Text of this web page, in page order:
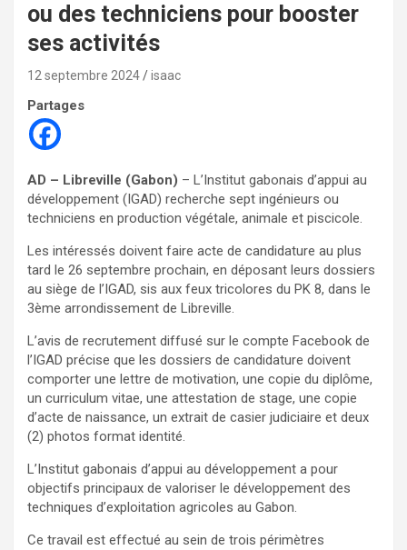
ou des techniciens pour booster
ses activités
12 septembre 2024 isaac
Partages
AD – Libreville (Gabon) – L’Institut gabonais d’appui au
développement (IGAD) recherche sept ingénieurs ou
techniciens en production végétale, animale et piscicole.
Les intéressés doivent faire acte de candidature au plus
tard le 26 septembre prochain, en déposant leurs dossiers
au siège de l’IGAD, sis aux feux tricolores du PK 8, dans le
3ème arrondissement de Libreville.
L’avis de recrutement diffusé sur le compte Facebook de
l’IGAD précise que les dossiers de candidature doivent
comporter une lettre de motivation, une copie du diplôme,
un curriculum vitae, une attestation de stage, une copie
d’acte de naissance, un extrait de casier judiciaire et deux
(2) photos format identité.
L’Institut gabonais d’appui au développement a pour
objectifs principaux de valoriser le développement des
techniques d’exploitation agricoles au Gabon.
Ce travail est effectué au sein de trois périmètres